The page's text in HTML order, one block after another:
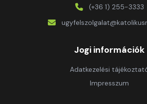
(+36 1) 255-3333
Jogi információk
Adatkezelési
Impresszum